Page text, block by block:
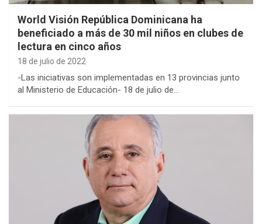
World Visión República Dominicana ha
beneficiado a más de 30 mil niños en clubes de
lectura en cinco años
18 de julio de 2022
-Las iniciativas son implementadas en 13 provincias junto
al Ministerio de Educación- 18 de julio de…